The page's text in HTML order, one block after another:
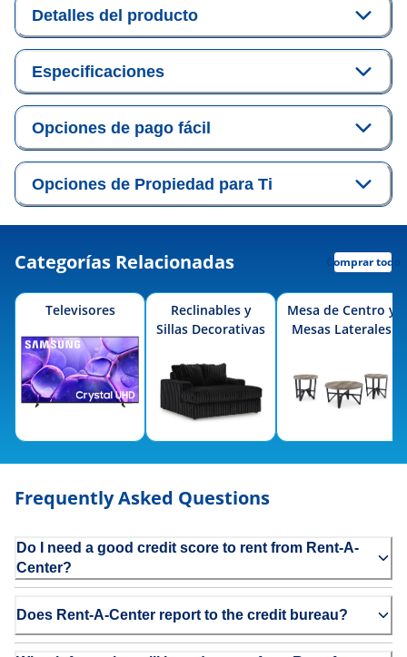
Detalles del producto
Especificaciones
Opciones de pago fácil
Opciones de Propiedad para Ti
Categorías Relacionadas Comprar todo
Televisores
Reclinables y
Sillas Decorativas
Mesa de Centro y
Mesas Laterales
Frequently Asked Questions
Do I need a good credit score to rent from Rent-A-
Center?
Does Rent-A-Center report to the credit bureau?